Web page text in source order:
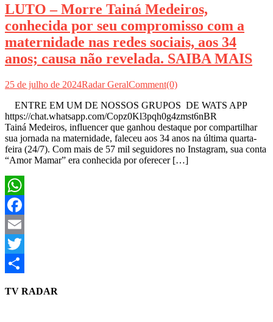
LUTO – Morre Tainá Medeiros,
conhecida por seu compromisso com a
maternidade nas redes sociais, aos 34
anos; causa não revelada. SAIBA MAIS
25 de julho de 2024Radar GeralComment(0)
ENTRE EM UM DE NOSSOS GRUPOS DE WATS APP
https://chat.whatsapp.com/Copz0Kl3pqh0g4zmst6nBR
Tainá Medeiros, influencer que ganhou destaque por compartilhar
sua jornada na maternidade, faleceu aos 34 anos na última quarta-
feira (24/7). Com mais de 57 mil seguidores no Instagram, sua conta
“Amor Mamar” era conhecida por oferecer […]
WhatsApp
Facebook
Email
Twitter
TV RADAR